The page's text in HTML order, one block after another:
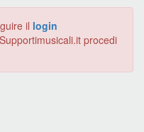
il login
procedi